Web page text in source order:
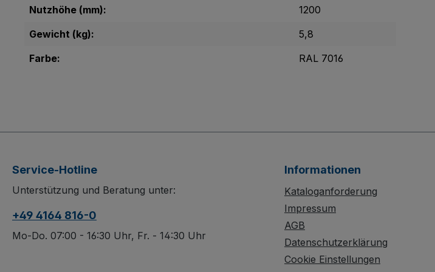
Nutzhöhe (mm):
1200
Gewicht (kg):
5,8
Farbe:
RAL 7016
Service-Hotline
Unterstützung und Beratung unter:
+49 4164 816-0
Mo-Do. 07:00 - 16:30 Uhr, Fr. - 14:30 Uhr
Informationen
Kataloganforderung
Impressum
AGB
Datenschutzerklärung
Cookie Einstellungen